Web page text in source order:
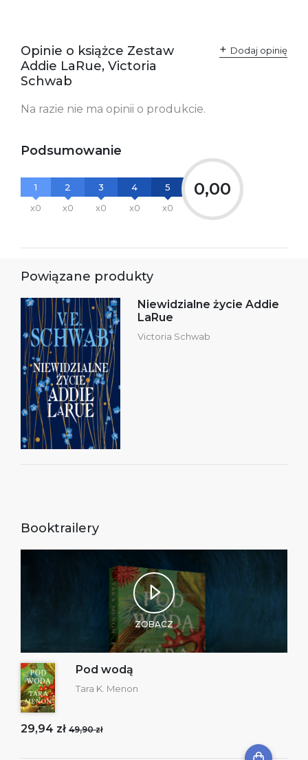
Opinie o książce Zestaw
Addie LaRue, Victoria
Schwab
Dodaj opinię
Na razie nie ma opinii o produkcie.
Podsumowanie
1
x0
2
x0
3
x0
4
x0
5
x0
0,00
Powiązane produkty
Niewidzialne życie Addie
LaRue
Victoria Schwab
Booktrailery
ZOBACZ
Pod wodą
Tara K. Menon
29,94 zł 49,90 zł